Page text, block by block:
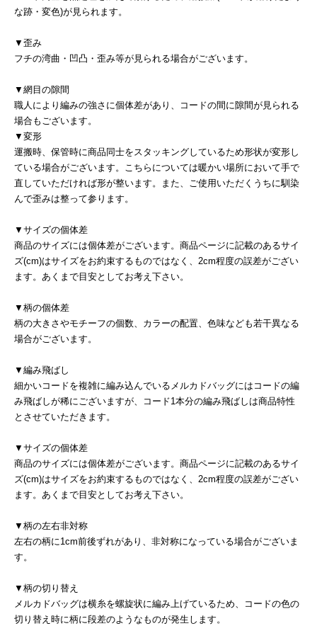
な跡・変色)が見られます。
▼歪み
フチの湾曲・凹凸・歪み等が見られる場合がございます。
▼網目の隙間
職人により編みの強さに個体差があり、コードの間に隙間が見られる
場合もございます。
▼変形
運搬時、保管時に商品同士をスタッキングしているため形状が変形し
ている場合がございます。こちらについては暖かい場所において手で
直していただければ形が整います。また、ご使用いただくうちに馴染
んで歪みは整って参ります。
▼サイズの個体差
商品のサイズには個体差がございます。商品ページに記載のあるサイ
ズ(cm)はサイズをお約束するものではなく、2cm程度の誤差がござい
ます。あくまで目安としてお考え下さい。
▼柄の個体差
柄の大きさやモチーフの個数、カラーの配置、色味なども若干異なる
場合がございます。
▼編み飛ばし
細かいコードを複雑に編み込んでいるメルカドバッグにはコードの編
み飛ばしが稀にございますが、コード1本分の編み飛ばしは商品特性
とさせていただきます。
▼サイズの個体差
商品のサイズには個体差がございます。商品ページに記載のあるサイ
ズ(cm)はサイズをお約束するものではなく、2cm程度の誤差がござい
ます。あくまで目安としてお考え下さい。
▼柄の左右非対称
左右の柄に1cm前後ずれがあり、非対称になっている場合がございま
す。
▼柄の切り替え
メルカドバッグは横糸を螺旋状に編み上げているため、コードの色の
切り替え時に柄に段差のようなものが発生します。